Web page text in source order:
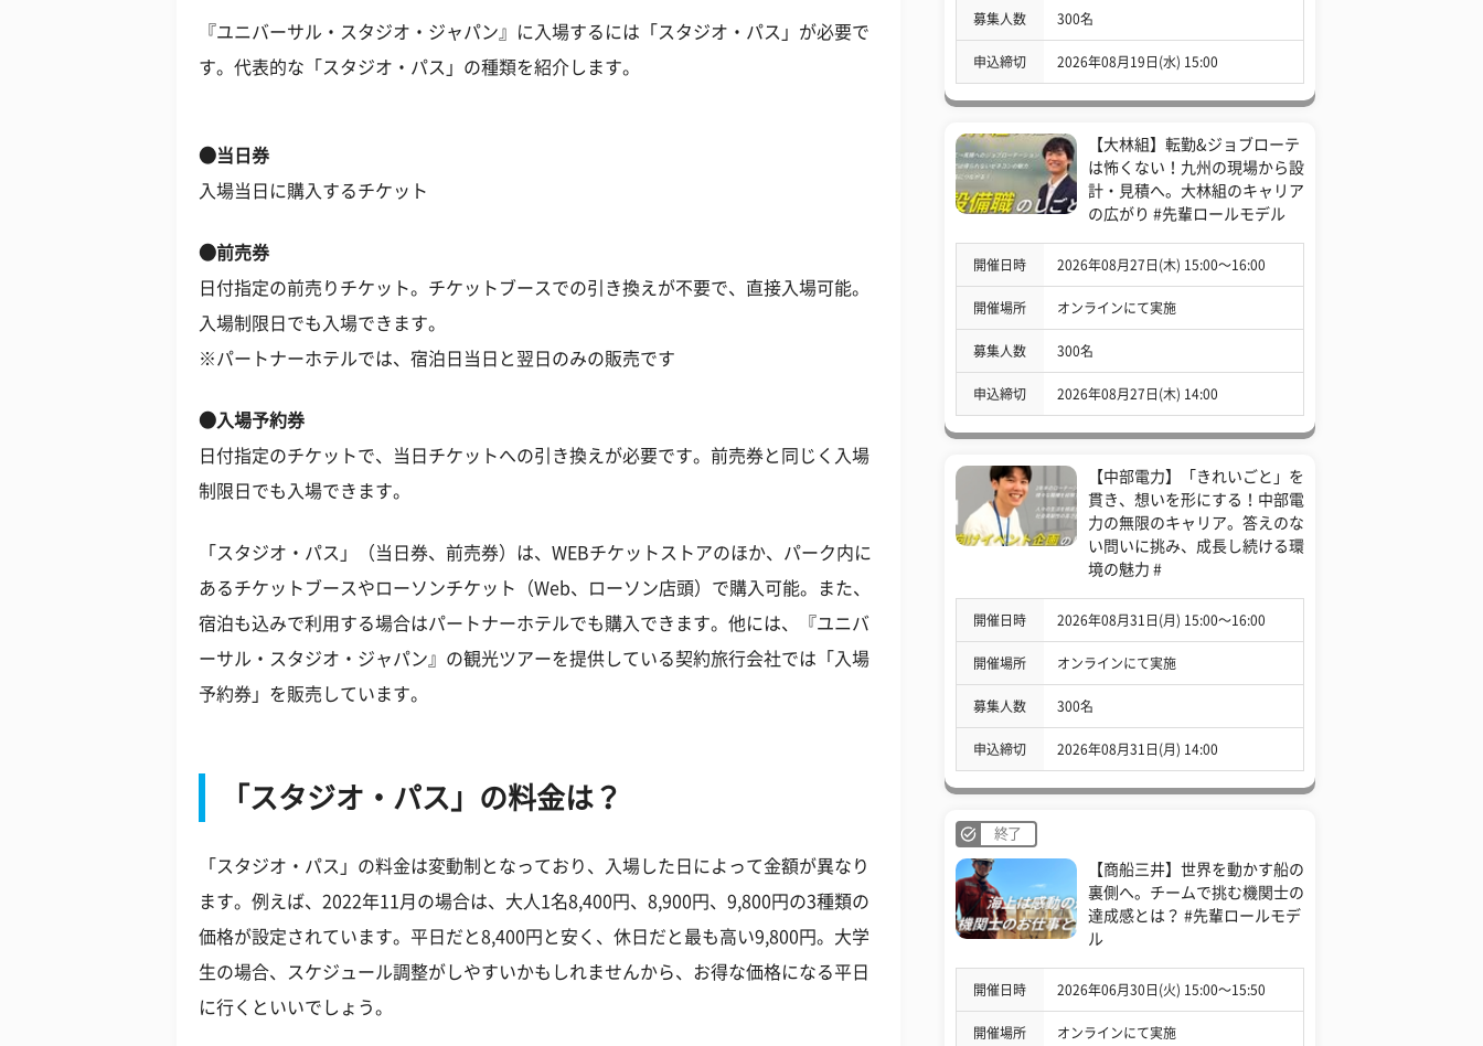
『ユニバーサル・スタジオ・ジャパン』に入場するには「スタジオ・パス」が必要で
す。代表的な「スタジオ・パス」の種類を紹介します。
●当日券
入場当日に購入するチケット
●前売券
日付指定の前売りチケット。チケットブースでの引き換えが不要で、直接入場可能。
入場制限日でも入場できます。
※パートナーホテルでは、宿泊日当日と翌日のみの販売です
●入場予約券
日付指定のチケットで、当日チケットへの引き換えが必要です。前売券と同じく入場
制限日でも入場できます。
「スタジオ・パス」（当日券、前売券）は、WEBチケットストアのほか、パーク内に
あるチケットブースやローソンチケット（Web、ローソン店頭）で購入可能。また、
宿泊も込みで利用する場合はパートナーホテルでも購入できます。他には、『ユニバ
ーサル・スタジオ・ジャパン』の観光ツアーを提供している契約旅行会社では「入場
予約券」を販売しています。
「スタジオ・パス」の料金は？
「スタジオ・パス」の料金は変動制となっており、入場した日によって金額が異なり
ます。例えば、2022年11月の場合は、大人1名8,400円、8,900円、9,800円の3種類の
価格が設定されています。平日だと8,400円と安く、休日だと最も高い9,800円。大学
生の場合、スケジュール調整がしやすいかもしれませんから、お得な価格になる平日
に行くといいでしょう。
募集人数 300名
申込締切 2026年08月19日(水) 15:00
【大林組】転勤&ジョブローテ
は怖くない！九州の現場から設
計・見積へ。大林組のキャリア
の広がり #先輩ロールモデル
開催日時 2026年08月27日(木) 15:00〜16:00
開催場所 オンラインにて実施
募集人数 300名
申込締切 2026年08月27日(木) 14:00
【中部電力】「きれいごと」を
貫き、想いを形にする！中部電
力の無限のキャリア。答えのな
い問いに挑み、成長し続ける環
境の魅力 #
開催日時 2026年08月31日(月) 15:00〜16:00
開催場所 オンラインにて実施
募集人数 300名
申込締切 2026年08月31日(月) 14:00
終了
【商船三井】世界を動かす船の
裏側へ。チームで挑む機関士の
達成感とは？ #先輩ロールモデ
ル
開催日時 2026年06月30日(火) 15:00〜15:50
開催場所 オンラインにて実施